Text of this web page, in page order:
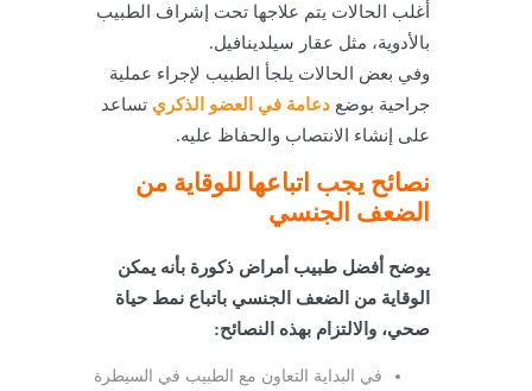
أغلب الحالات يتم علاجها تحت إشراف الطبيب
بالأدوية، مثل عقار سيلدينافيل.
وفي بعض الحالات يلجأ الطبيب لإجراء عملية
جراحية بوضع دعامة في العضو الذكري تساعد
على إنشاء الانتصاب والحفاظ عليه.
نصائح يجب اتباعها للوقاية من
الضعف الجنسي
يوضح أفضل طبيب أمراض ذكورة بأنه يمكن
الوقاية من الضعف الجنسي باتباع نمط حياة
صحي، والالتزام بهذه النصائح:
في البداية التعاون مع الطبيب في السيطرة